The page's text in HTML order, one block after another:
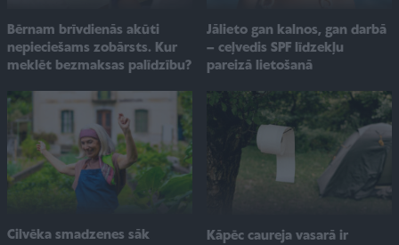
Bērnam brīvdienās akūti
nepieciešams zobārsts. Kur
meklēt bezmaksas palīdzību?
Jālieto gan kalnos, gan darbā
– ceļvedis SPF līdzekļu
pareizā lietošanā
Cilvēka smadzenes sāk
Kāpēc caureja vasarā ir